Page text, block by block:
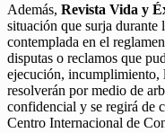
Además, Revista Vida y
situación que surja durante
contemplada en el
disputas o reclamos que
ejecución, incumplimiento,
resolverán por medio de
confidencial y se regirá de
Centro Internacional de